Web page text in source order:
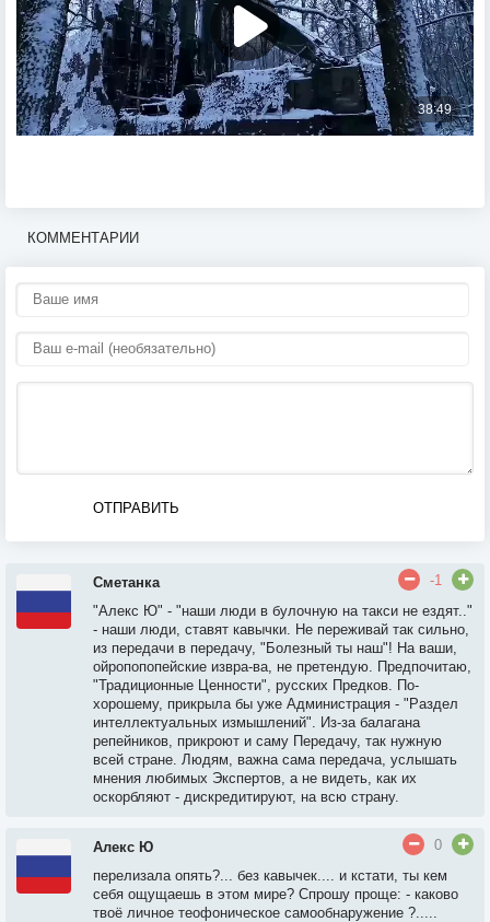
КОММЕНТАРИИ
ОТПРАВИТЬ
Сметанка
-1
"Алекс Ю" - "наши люди в булочную на такси не ездят.."
- наши люди, ставят кавычки. Не переживай так сильно,
из передачи в передачу, "Болезный ты наш"! На ваши,
ойропопопейские извра-ва, не претендую. Предпочитаю,
"Традиционные Ценности", русских Предков. По-
хорошему, прикрыла бы уже Администрация - "Раздел
интеллектуальных измышлений". Из-за балагана
репейников, прикроют и саму Передачу, так нужную
всей стране. Людям, важна сама передача, услышать
мнения любимых Экспертов, а не видеть, как их
оскорбляют - дискредитируют, на всю страну.
Алекс Ю
0
перелизала опять?... без кавычек.... и кстати, ты кем
себя ощущаешь в этом мире? Спрошу проще: - каково
твоё личное теофоническое самообнаружение ?.....